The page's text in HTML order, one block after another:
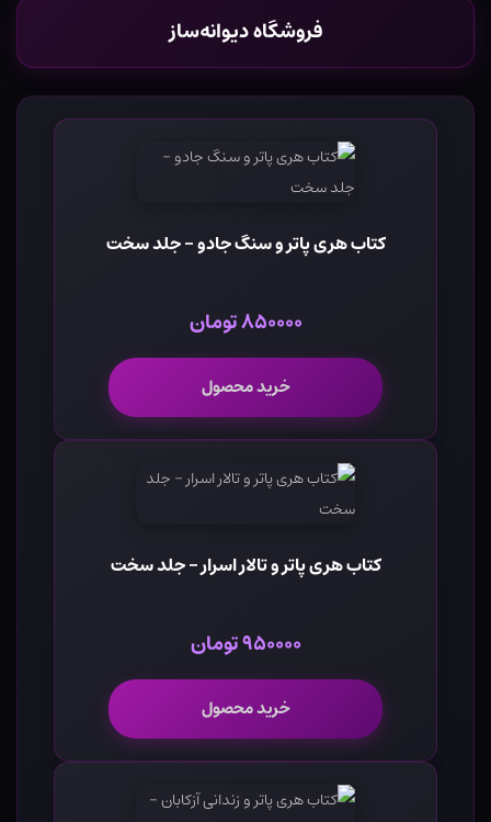
فروشگاه دیوانه‌ساز
کتاب هری پاتر و سنگ جادو - جلد سخت
۸۵۰۰۰۰ تومان
خرید محصول
کتاب هری پاتر و تالار اسرار - جلد سخت
۹۵۰۰۰۰ تومان
خرید محصول